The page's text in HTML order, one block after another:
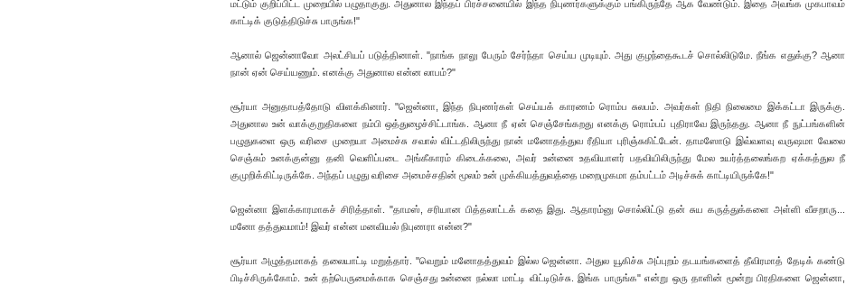
மட்டும் குறிப்பிட்ட முறையில் பழுதாகுது. அதுனால இந்தப் பிரச்சனையில் இந்த நிபுணர்களுக்கும் பங்கிருந்தே ஆக வேண்டும். இதை அவங்க முகபாவம்
காட்டிக் குடுத்திடுச்சு பாருங்க!"
ஆனால் ஜென்னாவோ அலட்சியப் படுத்தினாள். "நாங்க நாலு பேரும் சேர்ந்தா செய்ய முடியும். அது குழந்தைகூடச் சொல்லிடுமே. நீங்க எதுக்கு? ஆனா
நான் ஏன் செய்யணும். எனக்கு அதுனால என்ன லாபம்?"
சூர்யா அனுதாபத்தோடு விளக்கினார். "ஜென்னா, இந்த நிபுணர்கள் செய்யக் காரணம் ரொம்ப சுலபம். அவர்கள் நிதி நிலைமை இக்கட்டா இருக்கு.
அதுனால உன் வாக்குறுதிகளை நம்பி ஒத்துழைச்சிட்டாங்க. ஆனா நீ ஏன் செஞ்சேங்கறது எனக்கு ரொம்பப் புதிராவே இருந்தது. ஆனா நீ நுட்பங்களின்
பழுதுகளை ஒரு வரிசை முறையா அமைச்சு சவால் விட்டதிலிருந்து நான் மனோதத்துவ ரீதியா புரிஞ்சுகிட்டேன். தாமஸோடு இவ்வளவு வருஷமா வேலை
செஞ்சும் உனக்குன்னு தனி வெளிப்படை அங்கீகாரம் கிடைக்கலை, அவர் உன்னை உதவியாளர் பதவியிலிருந்து மேல உயர்த்தலைங்கற ஏக்கத்துல நீ
குமுறிக்கிட்டிருக்கே. அந்தப் பழுது வரிசை அமைச்சதின் மூலம் உன் முக்கியத்துவத்தை மறைமுகமா தம்பட்டம் அடிச்சுக் காட்டியிருக்கே!"
ஜென்னா இளக்காரமாகச் சிரித்தாள். "தாமஸ், சரியான பித்தலாட்டக் கதை இது. ஆதாரம்னு சொல்லிட்டு தன் சுய கருத்துக்களை அள்ளி வீசறாரு...
மனோ தத்துவமாம்! இவர் என்ன மனவியல் நிபுணரா என்ன?"
சூர்யா அழுத்தமாகத் தலையாட்டி மறுத்தார். "வெறும் மனோதத்துவம் இல்ல ஜென்னா. அதுல யூகிச்சு அப்புறம் தடயங்களைத் தீவிரமாத் தேடிக் கண்டு
பிடிச்சிருக்கோம். உன் தற்பெருமைக்காக செஞ்சது உன்னை நல்லா மாட்டி விட்டிடுச்சு. இங்க பாருங்க" என்று ஒரு தாளின் மூன்று பிரதிகளை ஜென்னா,